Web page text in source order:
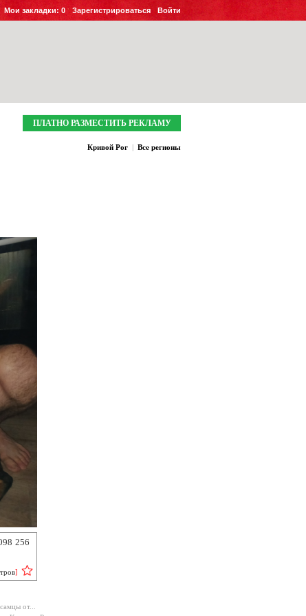
Войти
Зарегистрироваться
Мои закладки: 0
ПЛАТНО РАЗМЕСТИТЬ РЕКЛАМУ
Кривой Рог | Все регионы
256
]
от...